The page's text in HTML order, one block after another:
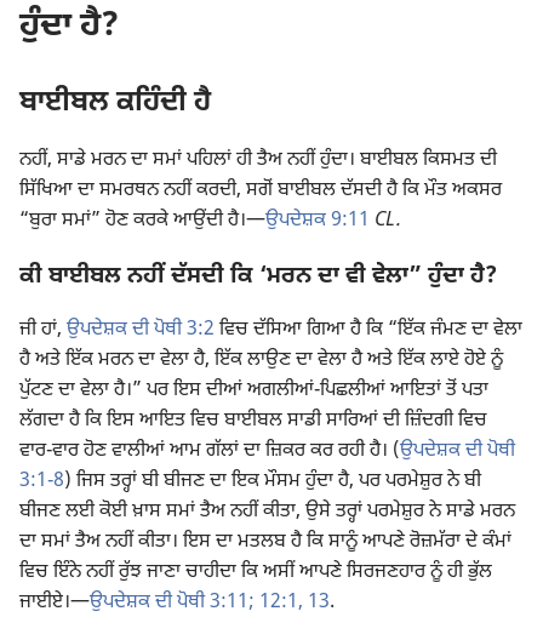
ਹੁੰਦਾ ਹੈ?
ਬਾਈਬਲ ਕਹਿੰਦੀ ਹੈ
ਨਹੀਂ, ਸਾਡੇ ਮਰਨ ਦਾ ਸਮਾਂ ਪਹਿਲਾਂ ਹੀ ਤੈਅ ਨਹੀਂ ਹੁੰਦਾ। ਬਾਈਬਲ ਕਿਸਮਤ ਦੀ
ਸਿੱਖਿਆ ਦਾ ਸਮਰਥਨ ਨਹੀਂ ਕਰਦੀ, ਸਗੋਂ ਬਾਈਬਲ ਦੱਸਦੀ ਹੈ ਕਿ ਮੌਤ ਅਕਸਰ
“ਬੁਰਾ ਸਮਾਂ” ਹੋਣ ਕਰਕੇ ਆਉਂਦੀ ਹੈ।—ਉਪਦੇਸ਼ਕ 9:11 CL.
ਕੀ ਬਾਈਬਲ ਨਹੀਂ ਦੱਸਦੀ ਕਿ ‘ਮਰਨ ਦਾ ਵੀ ਵੇਲਾ” ਹੁੰਦਾ ਹੈ?
ਜੀ ਹਾਂ, ਉਪਦੇਸ਼ਕ ਦੀ ਪੋਥੀ 3:2ਵਿਚ ਦੱਸਿਆ ਗਿਆ ਹੈ ਕਿ “ਇੱਕ ਜੰਮਣ ਦਾ ਵੇਲਾ
ਹੈ ਅਤੇ ਇੱਕ ਮਰਨ ਦਾ ਵੇਲਾ ਹੈ, ਇੱਕ ਲਾਉਣ ਦਾ ਵੇਲਾ ਹੈ ਅਤੇ ਇੱਕ ਲਾਏ ਹੋਏ ਨੂੰ
ਪੁੱਟਣ ਦਾ ਵੇਲਾ ਹੈ।” ਪਰ ਇਸ ਦੀਆਂ ਅਗਲੀਆਂ-ਪਿਛਲੀਆਂ ਆਇਤਾਂ ਤੋਂ ਪਤਾ
ਲੱਗਦਾ ਹੈ ਕਿ ਇਸ ਆਇਤ ਵਿਚ ਬਾਈਬਲ ਸਾਡੀ ਸਾਰਿਆਂ ਦੀ ਜ਼ਿੰਦਗੀ ਵਿਚ
ਵਾਰ-ਵਾਰ ਹੋਣ ਵਾਲੀਆਂ ਆਮ ਗੱਲਾਂ ਦਾ ਜ਼ਿਕਰ ਕਰ ਰਹੀ ਹੈ। (ਉਪਦੇਸ਼ਕ ਦੀ ਪੋਥੀ
3:1-8) ਜਿਸ ਤਰ੍ਹਾਂ ਬੀ ਬੀਜਣ ਦਾ ਇਕ ਮੌਸਮ ਹੁੰਦਾ ਹੈ, ਪਰ ਪਰਮੇਸ਼ੁਰ ਨੇ ਬੀ
ਬੀਜਣ ਲਈ ਕੋਈ ਖ਼ਾਸ ਸਮਾਂ ਤੈਅ ਨਹੀਂ ਕੀਤਾ, ਉਸੇ ਤਰ੍ਹਾਂ ਪਰਮੇਸ਼ੁਰ ਨੇ ਸਾਡੇ ਮਰਨ
ਦਾ ਸਮਾਂ ਤੈਅ ਨਹੀਂ ਕੀਤਾ। ਇਸ ਦਾ ਮਤਲਬ ਹੈ ਕਿ ਸਾਨੂੰ ਆਪਣੇ ਰੋਜ਼ਮੱਰਾ ਦੇ ਕੰਮਾਂ
ਵਿਚ ਇੰਨੇ ਨਹੀਂ ਰੁੱਝ ਜਾਣਾ ਚਾਹੀਦਾ ਕਿ ਅਸੀਂ ਆਪਣੇ ਸਿਰਜਣਹਾਰ ਨੂੰ ਹੀ ਭੁੱਲ
ਜਾਈਏ।—ਉਪਦੇਸ਼ਕ ਦੀ ਪੋਥੀ 3:11; 12:1, 13.